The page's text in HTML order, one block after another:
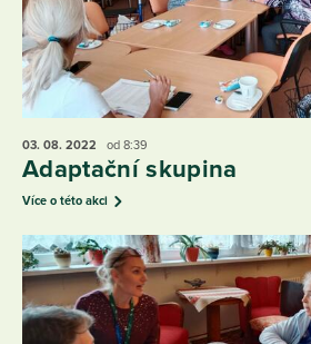
03. 08. 2022 od 8:39
Adaptační skupina
Více o této akci